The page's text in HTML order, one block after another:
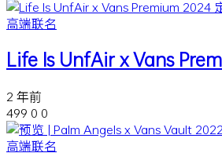
高端联名
Life Is UnfAir x Vans
2 年前
499 0 0
高端联名